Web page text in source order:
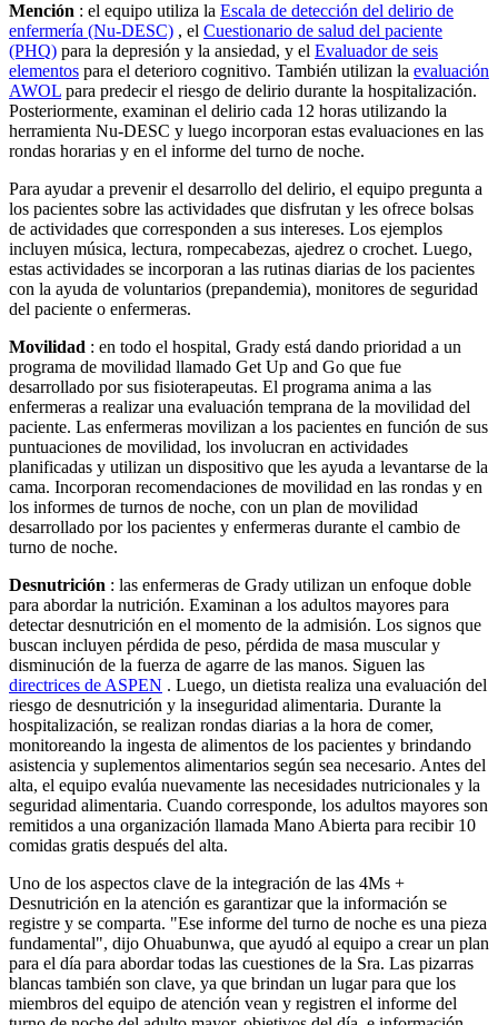
Mención : el equipo utiliza la Escala de detección del delirio de
enfermería (Nu-DESC) , el Cuestionario de salud del paciente
(PHQ) para la depresión y la ansiedad, y el Evaluador de seis
elementos para el deterioro cognitivo. También utilizan la evaluación
AWOL para predecir el riesgo de delirio durante la hospitalización.
Posteriormente, examinan el delirio cada 12 horas utilizando la
herramienta Nu-DESC y luego incorporan estas evaluaciones en las
rondas horarias y en el informe del turno de noche.
Para ayudar a prevenir el desarrollo del delirio, el equipo pregunta a
los pacientes sobre las actividades que disfrutan y les ofrece bolsas
de actividades que corresponden a sus intereses. Los ejemplos
incluyen música, lectura, rompecabezas, ajedrez o crochet. Luego,
estas actividades se incorporan a las rutinas diarias de los pacientes
con la ayuda de voluntarios (prepandemia), monitores de seguridad
del paciente o enfermeras.
Movilidad : en todo el hospital, Grady está dando prioridad a un
programa de movilidad llamado Get Up and Go que fue
desarrollado por sus fisioterapeutas. El programa anima a las
enfermeras a realizar una evaluación temprana de la movilidad del
paciente. Las enfermeras movilizan a los pacientes en función de sus
puntuaciones de movilidad, los involucran en actividades
planificadas y utilizan un dispositivo que les ayuda a levantarse de la
cama. Incorporan recomendaciones de movilidad en las rondas y en
los informes de turnos de noche, con un plan de movilidad
desarrollado por los pacientes y enfermeras durante el cambio de
turno de noche.
Desnutrición : las enfermeras de Grady utilizan un enfoque doble
para abordar la nutrición. Examinan a los adultos mayores para
detectar desnutrición en el momento de la admisión. Los signos que
buscan incluyen pérdida de peso, pérdida de masa muscular y
disminución de la fuerza de agarre de las manos. Siguen las
directrices de ASPEN . Luego, un dietista realiza una evaluación del
riesgo de desnutrición y la inseguridad alimentaria. Durante la
hospitalización, se realizan rondas diarias a la hora de comer,
monitoreando la ingesta de alimentos de los pacientes y brindando
asistencia y suplementos alimentarios según sea necesario. Antes del
alta, el equipo evalúa nuevamente las necesidades nutricionales y la
seguridad alimentaria. Cuando corresponde, los adultos mayores son
remitidos a una organización llamada Mano Abierta para recibir 10
comidas gratis después del alta.
Uno de los aspectos clave de la integración de las 4Ms +
Desnutrición en la atención es garantizar que la información se
registre y se comparta. "Ese informe del turno de noche es una pieza
fundamental", dijo Ohuabunwa, que ayudó al equipo a crear un plan
para el día para abordar todas las cuestiones de la Sra. Las pizarras
blancas también son clave, ya que brindan un lugar para que los
miembros del equipo de atención vean y registren el informe del